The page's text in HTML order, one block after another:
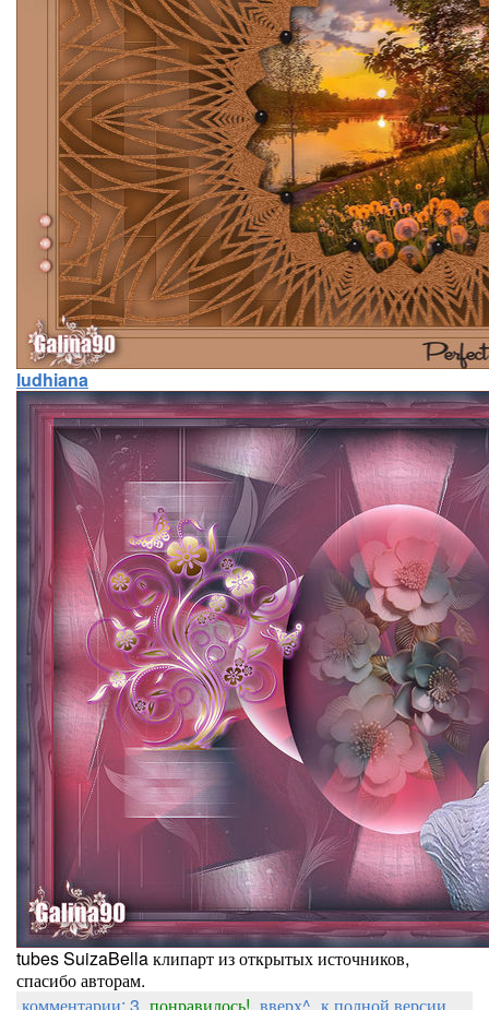
ludhiana
tubes SuizaBella клипарт из открытых источников,
спасибо авторам.